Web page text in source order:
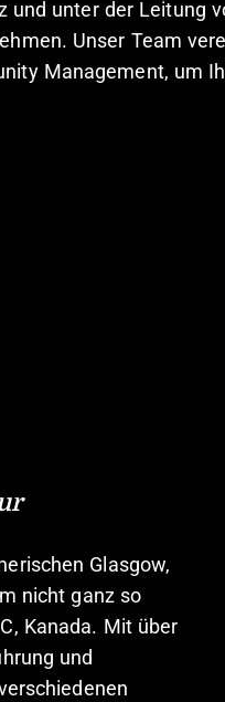
und unter der Leitung
Unser Team
Management, um
Glasgow,
nicht ganz so
Kanada. Mit über
und